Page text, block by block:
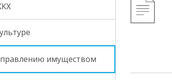
имуществом